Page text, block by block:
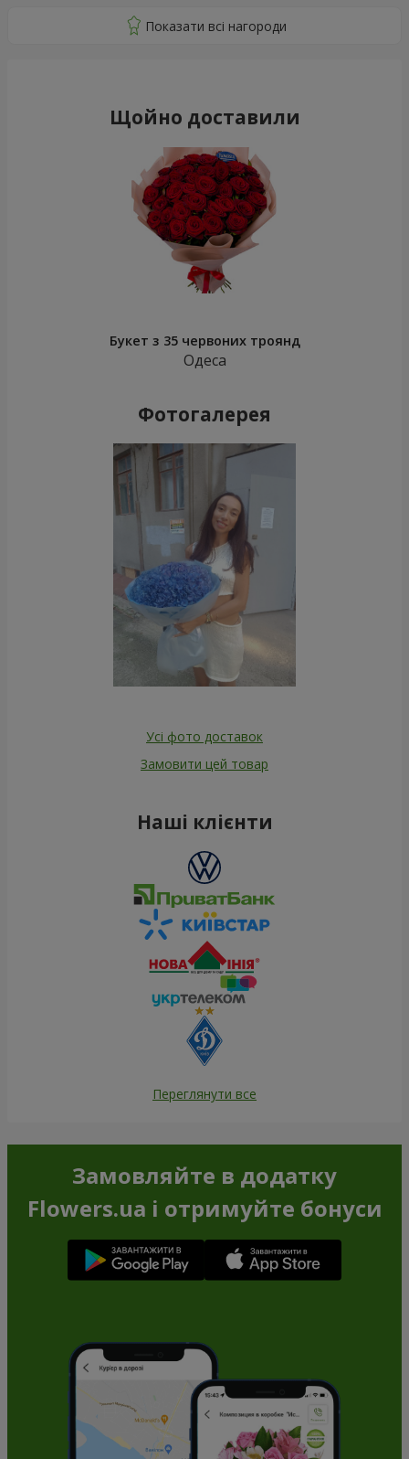
Щойно доставили
Букет з 35 червоних троянд
Одеса
Фотогалерея
Усі фото доставок
Замовити цей товар
Наші клієнти
Переглянути все
Замовляйте в додатку
Flowers.ua і отримуйте бонуси